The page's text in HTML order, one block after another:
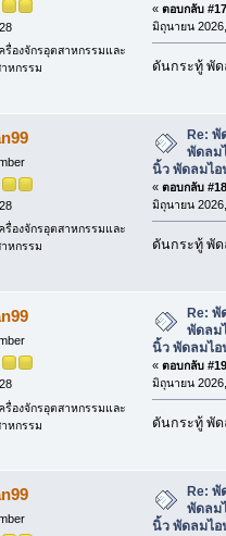
รื่องจักรอุตสาหกรรมและ
หกรรม
« ตอบกลับ
มิถุนายน
ดันกระทู้ พั
รื่องจักรอุตสาหกรรมและ
หกรรม
Re: พั
พัดลม
นิ้ว พัดลมไ
« ตอบกลับ
มิถุนายน
ดันกระทู้ พั
รื่องจักรอุตสาหกรรมและ
หกรรม
Re:
พัดลม
นิ้ว พัดลมไ
« ตอบกลับ
มิถุนายน
ดันกระทู้ พั
Re:
พัดลม
นิ้ว พัดลมไ